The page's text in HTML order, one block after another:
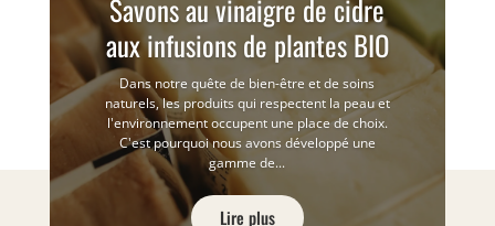
Savons au vinaigre de cidre
aux infusions de plantes BIO
Dans notre quête de bien-être et de soins
naturels, les produits qui respectent la peau et
l'environnement occupent une place de choix.
C'est pourquoi nous avons développé une
gamme de...
Lire plus